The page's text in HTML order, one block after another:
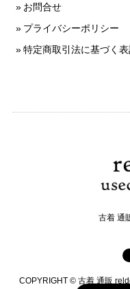
お問合せ
プライバシーポリシー
特定商取引法に基づく
古着 通
COPYRIGHT © 古着 通販